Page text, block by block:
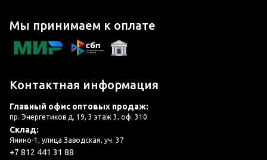
Мы принимаем к оплате
Контактная информация
Главный офис оптовых продаж:
пр. Энергетиков д. 19, 3 этаж 3, оф. 310
Склад:
Янино-1, улица Заводская, уч. 37
+7 812 441 31 88